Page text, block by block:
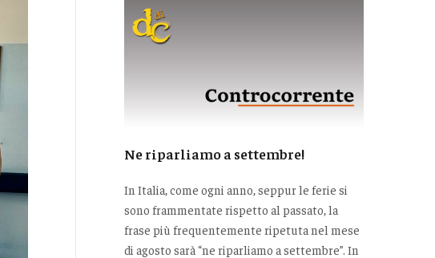
Ne riparliamo a settembre!
In Italia, come ogni anno, seppur le ferie si
sono frammentate rispetto al passato, la
frase più frequentemente ripetuta nel mese
di agosto sarà “ne riparliamo a settembre”. In